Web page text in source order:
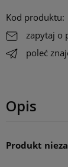
Kod produktu:
zapytaj o
poleć
Opis
Produkt